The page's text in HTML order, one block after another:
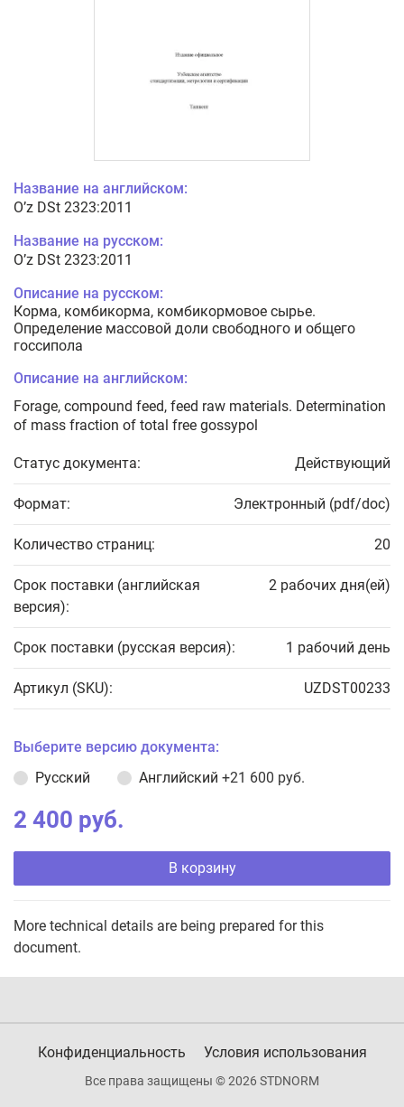
Название на английском:
O’z DSt 2323:2011
Название на русском:
O’z DSt 2323:2011
Описание на русском:
Корма, комбикорма, комбикормовое сырье.
Определение массовой доли свободного и общего
госсипола
Описание на английском:
Forage, compound feed, feed raw materials. Determination
of mass fraction of total free gossypol
Статус документа: Действующий
Формат: Электронный (pdf/doc)
Количество страниц: 20
Срок поставки (английская
версия):
2 рабочих дня(ей)
Срок поставки (русская версия): 1 рабочий день
Артикул (SKU): UZDST00233
Выберите версию документа:
Русский
Английский +21 600 руб.
2 400 руб.
В корзину
More technical details are being prepared for this
document.
Конфиденциальность Условия использования
Все права защищены © 2026 STDNORM